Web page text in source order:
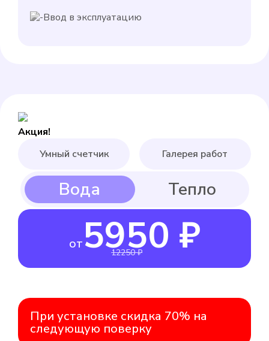
Ввод в эксплуатацию
Акция!
от5950 ₽
12250 ₽
При установке скидка 70% на
следующую поверку
Умный счетчик Галерея работ